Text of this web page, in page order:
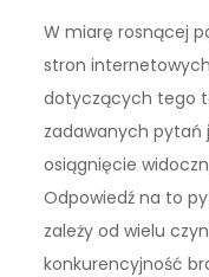
W miarę rosnącej
stron
dotyczących tego
zadawanych pytań
osiągnięcie
Odpowiedź na to
zależy od wielu
konkurencyjność